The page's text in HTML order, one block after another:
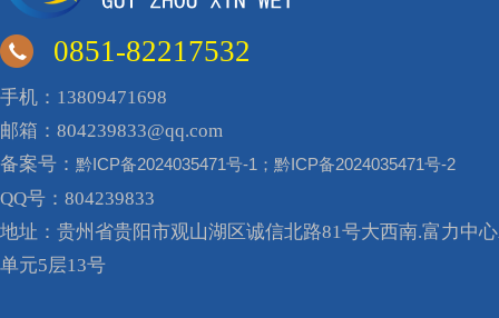
0851-82217532
手机：13809471698
邮箱：804239833@qq.com
备案号： 黔ICP备2024035471号-1；黔ICP备2024035471号-2
QQ号：804239833
地址：贵州省贵阳市观山湖区诚信北路81号大西南.富力中
单元5层13号